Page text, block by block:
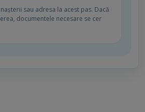
sau adresa la acest pas. Dacă
documentele necesare se cer